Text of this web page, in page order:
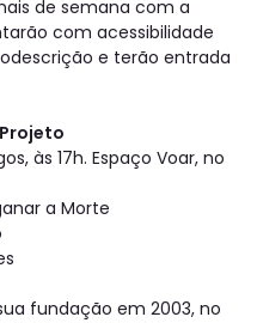
de semana com a
com acessibilidade
e terão entrada
às 17h. Espaço Voar, no
a Morte
fundação em 2003, no